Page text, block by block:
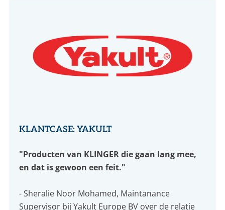
KLANTCASE: YAKULT
"Producten van KLINGER die gaan lang mee,
en dat is gewoon een feit."
- Sheralie Noor Mohamed, Maintanance
Supervisor bij Yakult Europe BV over de relatie